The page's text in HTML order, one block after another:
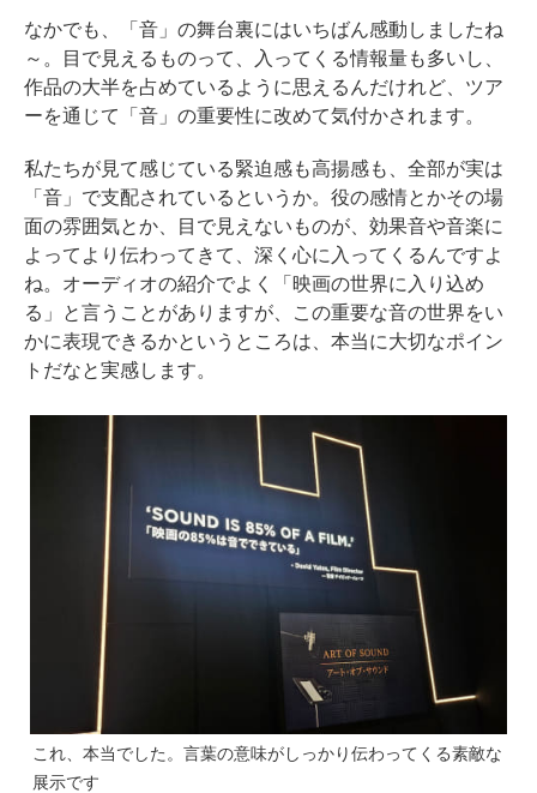
なかでも、「音」の舞台裏にはいちばん感動しましたね
～。目で見えるものって、入ってくる情報量も多いし、
作品の大半を占めているように思えるんだけれど、ツア
ーを通じて「音」の重要性に改めて気付かされます。
私たちが見て感じている緊迫感も高揚感も、全部が実は
「音」で支配されているというか。役の感情とかその場
面の雰囲気とか、目で見えないものが、効果音や音楽に
よってより伝わってきて、深く心に入ってくるんですよ
ね。オーディオの紹介でよく「映画の世界に入り込め
る」と言うことがありますが、この重要な音の世界をい
かに表現できるかというところは、本当に大切なポイン
トだなと実感します。
これ、本当でした。言葉の意味がしっかり伝わってくる素敵な
展示です